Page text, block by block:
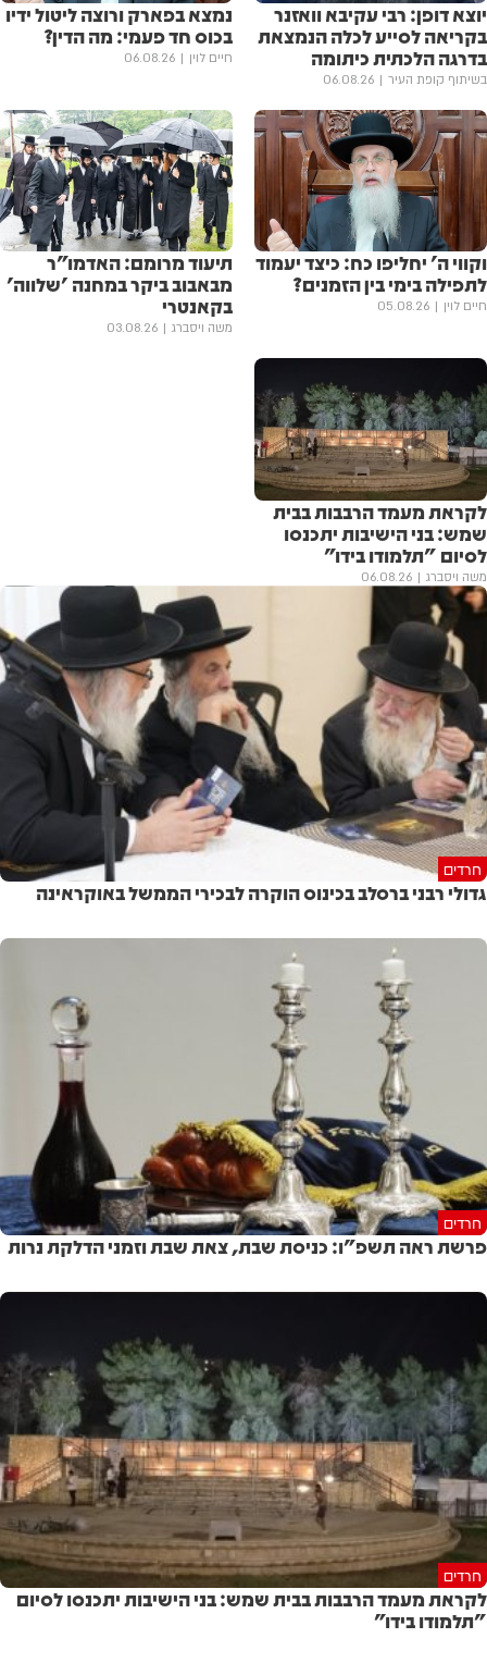
יוצא דופן: רבי עקיבא וואזנר
בקריאה לסייע לכלה הנמצאת
בדרגה הלכתית כיתומה
בשיתוף קופת העיר 06.08.26
נמצא בפארק ורוצה ליטול ידיו
בכוס חד פעמי: מה הדין?
חיים לוין 06.08.26
וקווי ה' יחליפו כח: כיצד יעמוד
לתפילה בימי בין הזמנים?
חיים לוין 05.08.26
תיעוד מרומם: האדמו"ר
מבאבוב ביקר במחנה 'שלווה'
בקאנטרי
משה ויסברג 03.08.26
לקראת מעמד הרבבות בבית
שמש: בני הישיבות יתכנסו
לסיום "תלמודו בידו"
משה ויסברג 06.08.26
חרדים
גדולי רבני ברסלב בכינוס הוקרה לבכירי הממשל באוקראינה
חרדים
פרשת ראה תשפ"ו: כניסת שבת, צאת שבת וזמני הדלקת נרות
חרדים
לקראת מעמד הרבבות בבית שמש: בני הישיבות יתכנסו לסיום
"תלמודו בידו"